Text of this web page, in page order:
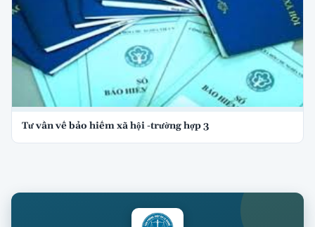
Tư vấn về bảo hiểm xã hội -trường hợp 3